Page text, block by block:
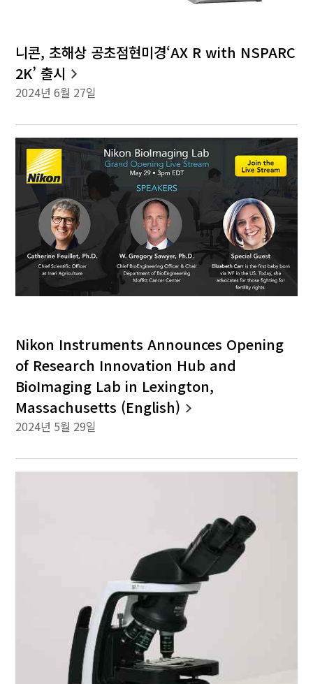
니콘, 초해상 공초점현미경‘AX R with NSPARC
2K’ 출시
2024년 6월 27일
Nikon Instruments Announces Opening
of Research Innovation Hub and
BioImaging Lab in Lexington,
Massachusetts (English)
2024년 5월 29일